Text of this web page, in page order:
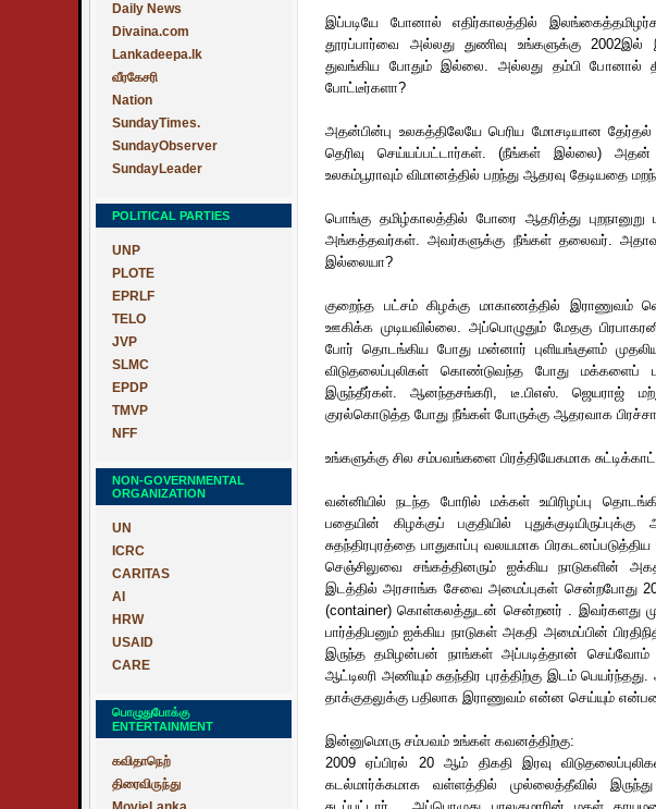
Daily News
Divaina.com
Lankadeepa.lk
வீரகேசரி
Nation
SundayTimes.
SundayObserver
SundayLeader
POLITICAL PARTIES
UNP
PLOTE
EPRLF
TELO
JVP
SLMC
EPDP
TMVP
NFF
NON-GOVERNMENTAL
ORGANIZATION
UN
ICRC
CARITAS
AI
HRW
USAID
CARE
பொழுதுபோக்கு
ENTERTAINMENT
கவிதாநெற்
திரைவிருந்து
இப்படியே போனால் எதிர்காலத்தில்
தூரப்பார்வை அல்லது துணிவு உங்களுக்கு 2002இல்
துவங்கிய போதும் இல்லை. அல்லது தம்பி போனால்
போட்டீர்களா?
அதன்பின்பு உலகத்திலேயே பெரிய மோசடியான
தெரிவு செய்யப்பட்டார்கள். (நீங்கள் இல்லை)
உலகம்பூராவும் விமானத்தில் பறந்து ஆதரவு தேடியதை
பொங்கு தமிழ்காலத்தில் போரை ஆதரித்து
அங்கத்தவர்கள். அவர்களுக்கு நீங்கள் தலைவர்.
இல்லையா?
குறைந்த பட்சம் கிழக்கு மாகாணத்தில் இராணுவம்
ஊகிக்க முடியவில்லை. அப்பொழுதும் மேதகு
போர் தொடங்கிய போது மன்னார் புளியங்குளம்
விடுதலைப்புலிகள் கொண்டுவந்த போது மக்களைப்
இருந்தீர்கள். ஆனந்தசங்கரி, டீ.பிஎஸ். ஜெயராஜ்
குரல்கொடுத்த போது நீங்கள் போருக்கு ஆதரவாக
உங்களுக்கு சில சம்பவங்களை பிரத்தியேகமாக
வன்னியில் நடந்த போரில் மக்கள் உயிரிழப்பு
பதையின் கிழக்குப் பகுதியில்
சுதந்திரபுரத்தை பாதுகாப்பு வலயமாக
செஞ்சிலுவை சங்கத்தினரும் ஐக்கிய நாடுகளின்
இடத்தில் அரசாங்க சேவை அமைப்புகள் சென்றபோது
(container) கொள்கலத்துடன் சென்றனர் . இவர்களது
பார்த்திபனும் ஐக்கிய நாடுகள் அகதி அமைப்பின்
இருந்த தமிழன்பன் நாங்கள் அப்படித்தான் செய்வோம்
ஆட்டிலரி அணியும் சுதந்திர புரத்திற்கு இடம்
தாக்குதலுக்கு பதிலாக இராணுவம் என்ன செய்யும்
இன்னுமொரு சம்பவம் உங்கள் கவனத்திற்கு:
2009 ஏப்பிரல் 20 ஆம் திகதி இரவு
கடல்மார்க்கமாக வள்ளத்தில் முல்லைத்தீவில் இருந்து